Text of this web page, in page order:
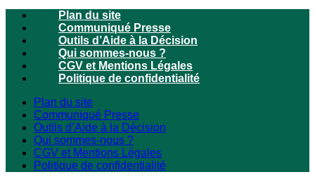
Plan du site
Communiqué Presse
Outils d’Aide à la Décision
Qui sommes-nous ?
CGV et Mentions Légales
Politique de confidentialité
Plan du site
Communiqué Presse
Outils d’Aide à la Décision
Qui sommes-nous ?
CGV et Mentions Légales
Politique de confidentialité